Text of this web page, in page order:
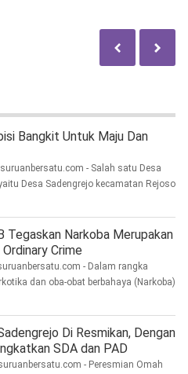
Bangkit Untuk Maju Dan
- Salah satu Desa
Desa Sadengrejo kecamatan Rejoso
Tegaskan Narkoba Merupakan
Crime
- Dalam rangka
dan oba-obat berbahaya (Narkoba)
Di Resmikan, Dengan
SDA dan PAD
- Peresmian Omah